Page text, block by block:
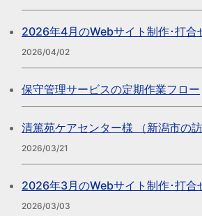
2026年4月のWebサイト制作･打合
2026/04/02
保守管理サービスの定期作業フロー
清篤苑ケアセンター様 （新潟市の
2026/03/21
2026年3月のWebサイト制作･打合
2026/03/03